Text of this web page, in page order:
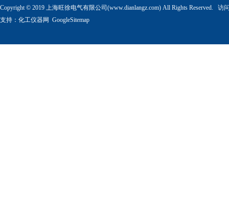
Copyright © 2019 上海旺徐电气有限公司(www.dianlangz.com) All Rights Reserved. 访
支持： 化工仪器网 GoogleSitemap